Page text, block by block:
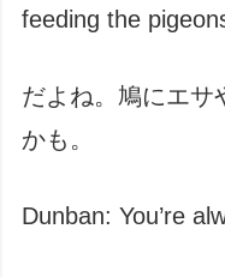
feeding the
だよね。鳩にエサ
かも。
Dunban: You’re